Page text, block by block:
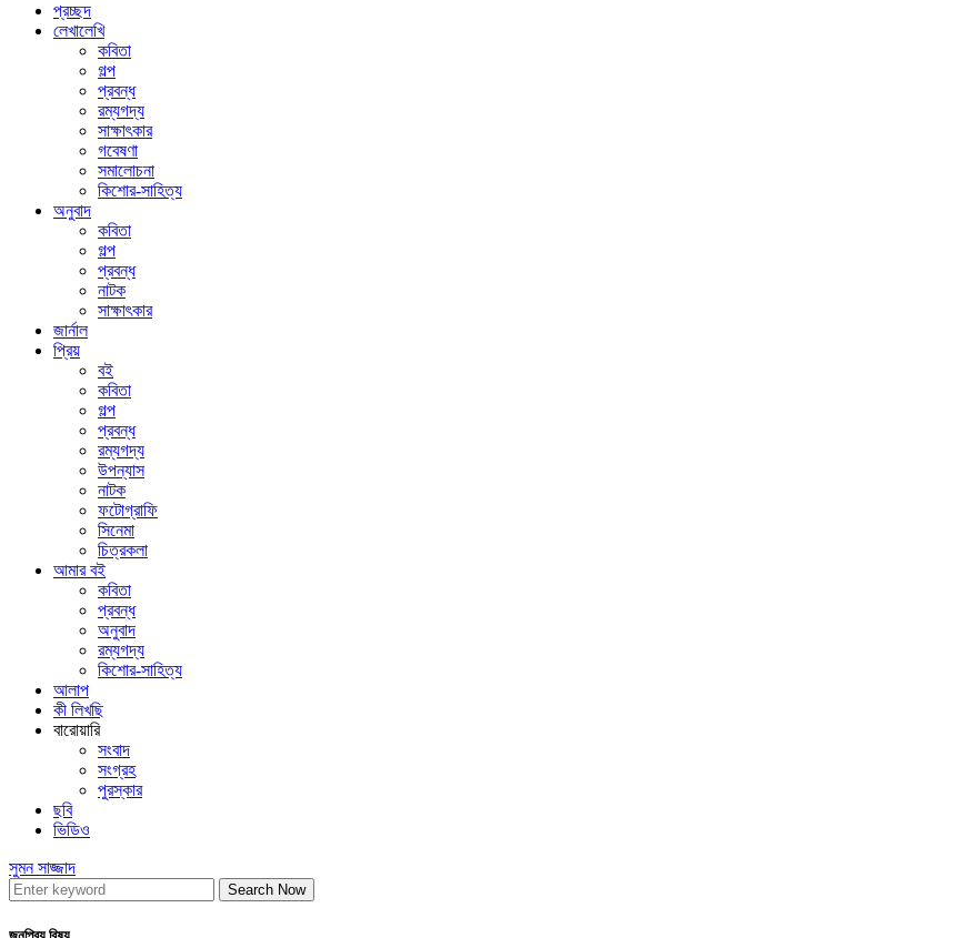
প্রচ্ছদ
লেখালেখি
কবিতা
গল্প
প্রবন্ধ
রম্যগদ্য
সাক্ষাৎকার
গবেষণা
সমালোচনা
কিশোর-সাহিত্য
অনুবাদ
কবিতা
গল্প
প্রবন্ধ
নাটক
সাক্ষাৎকার
জার্নাল
প্রিয়
বই
কবিতা
গল্প
প্রবন্ধ
রম্যগদ্য
উপন্যাস
নাটক
ফটোগ্রাফি
সিনেমা
চিত্রকলা
আমার বই
কবিতা
প্রবন্ধ
অনুবাদ
রম্যগদ্য
কিশোর-সাহিত্য
আলাপ
কী লিখছি
বারোয়ারি
সংবাদ
সংগ্রহ
পুরস্কার
ছবি
ভিডিও
সুমন সাজ্জাদ
Search Now